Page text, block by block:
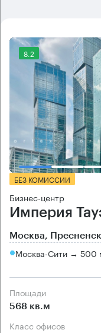
8.2
БЕЗ КОМИССИИ
Бизнес-центр
Империя
Москва,
Москва-Сити → 500
Площади
568 кв.м
Класс офисов